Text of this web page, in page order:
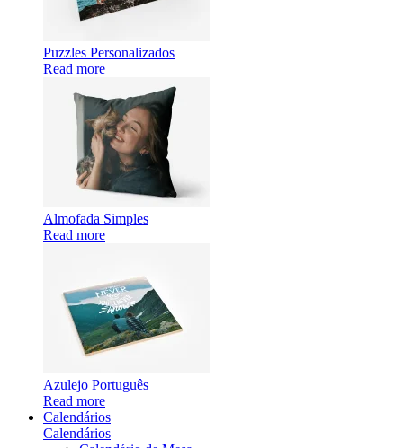
Puzzles Personalizados
Read more
Almofada Simples
Read more
Azulejo Português
Read more
Calendários
Calendários